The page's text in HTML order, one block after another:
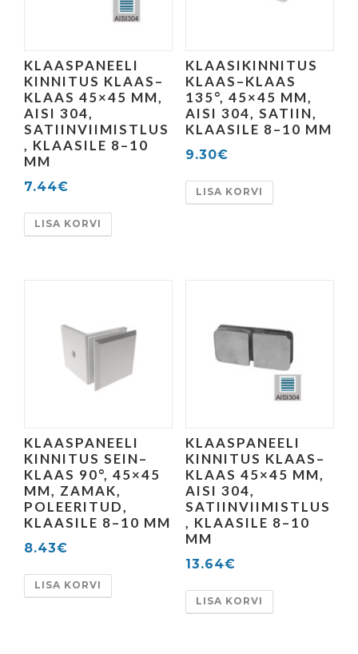
KLAASPANEELI
KINNITUS KLAAS–
KLAAS 45×45 MM,
AISI 304,
SATIINVIIMISTLUS
, KLAASILE 8–10
MM
7.44€
LISA KORVI
KLAASIKINNITUS
KLAAS–KLAAS
135°, 45×45 MM,
AISI 304, SATIIN,
KLAASILE 8–10 MM
9.30€
LISA KORVI
KLAASPANEELI
KINNITUS SEIN–
KLAAS 90°, 45×45
MM, ZAMAK,
POLEERITUD,
KLAASILE 8–10 MM
8.43€
LISA KORVI
KLAASPANEELI
KINNITUS KLAAS–
KLAAS 45×45 MM,
AISI 304,
SATIINVIIMISTLUS
, KLAASILE 8–10
MM
13.64€
LISA KORVI